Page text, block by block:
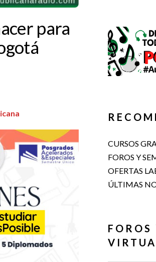
para
CURSOS
FOROS Y
OFERTAS
ÚLTIMAS